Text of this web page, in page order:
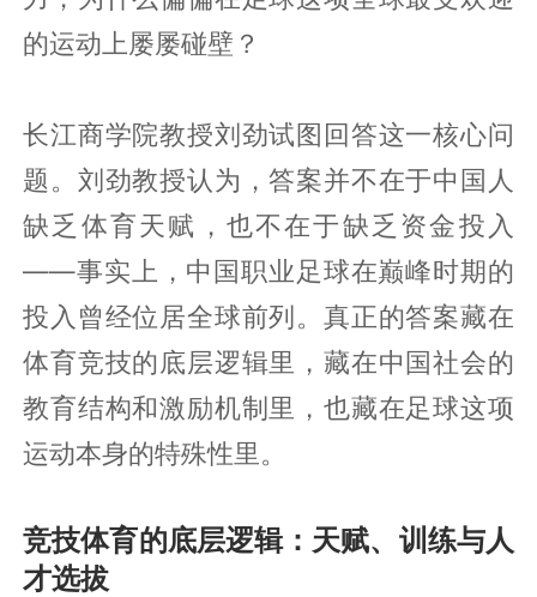
的运动上屡屡碰壁？
长江商学院教授刘劲试图回答这一核心问
题。刘劲教授认为，答案并不在于中国人
缺乏体育天赋，也不在于缺乏资金投入
——事实上，中国职业足球在巅峰时期的
投入曾经位居全球前列。真正的答案藏在
体育竞技的底层逻辑里，藏在中国社会的
教育结构和激励机制里，也藏在足球这项
运动本身的特殊性里。
竞技体育的底层逻辑：天赋、训练与人
才选拔